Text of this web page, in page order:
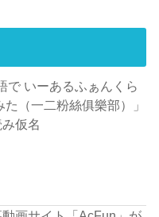
で いーあるふぁんくら
た（一二粉絲俱樂部）」
仮名